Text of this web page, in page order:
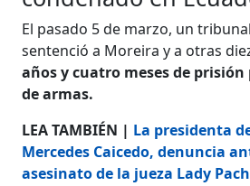
El pasado 5 de marzo, un
sentenció a Moreira y a otras
años y cuatro meses de
de armas.
LEA TAMBIÉN | La presidenta
Mercedes Caicedo, denuncia
asesinato de la jueza Lady